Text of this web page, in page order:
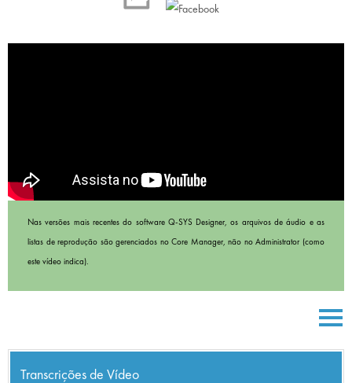
Nas versões mais recentes do software Q-SYS Designer, os arquivos de áudio e as
listas de reprodução são gerenciados no Core Manager, não no Administrator (como
este vídeo indica).
Transcrições de Vídeo